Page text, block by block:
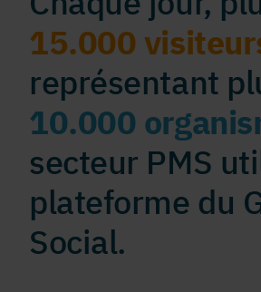
15.000
représentant
10.000
secteur PMS
plateforme du
Social.